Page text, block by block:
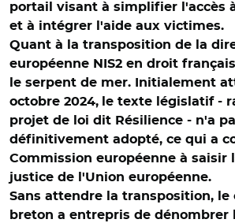
portail visant à simplifier l'accès
et à intégrer l'aide aux victimes.
Quant à la transposition de la
européenne NIS2 en droit
le serpent de mer. Initialement
octobre 2024, le texte législatif -
projet de loi dit Résilience - n'a
définitivement adopté, ce qui a
Commission européenne à saisir
justice de l'Union européenne.
Sans attendre la transposition, le
breton a entrepris de dénombrer